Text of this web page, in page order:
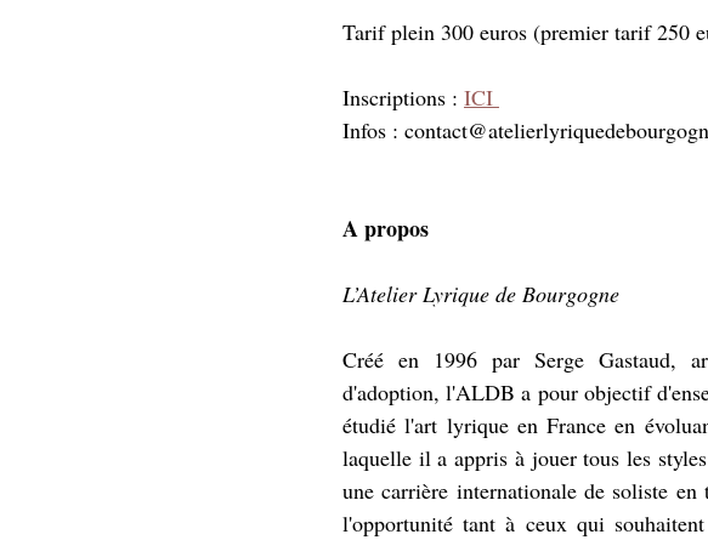
Tarif plein 300 euros (premier tarif 250
Inscriptions : ICI
Infos :
A propos
L’Atelier Lyrique de Bourgogne
Créé en 1996 par Serge Gastaud,
d'adoption, l'ALDB a pour objectif
étudié l'art lyrique en France en
laquelle il a appris à jouer tous les
une carrière internationale de soliste
l'opportunité tant à ceux qui